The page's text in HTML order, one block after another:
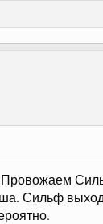
Провожаем
Сильф